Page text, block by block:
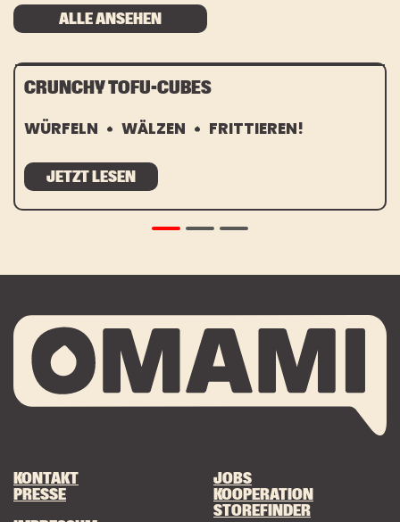
ALLE ANSEHEN
CRUNCHY TOFU-CUBES
WÜRFELN WÄLZEN FRITTIEREN!
JETZT LESEN
KONTAKT
PRESSE
JOBS
KOOPERATION
STOREFINDER